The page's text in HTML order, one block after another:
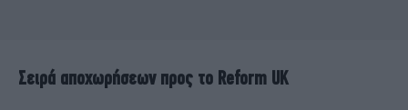
Σειρά αποχωρήσεων προς το Reform UK